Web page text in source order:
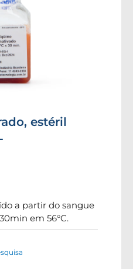
estéril
a partir do sangue
em 56°C.